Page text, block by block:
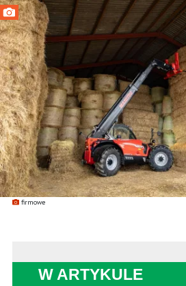
firmowe
W ARTYKULE